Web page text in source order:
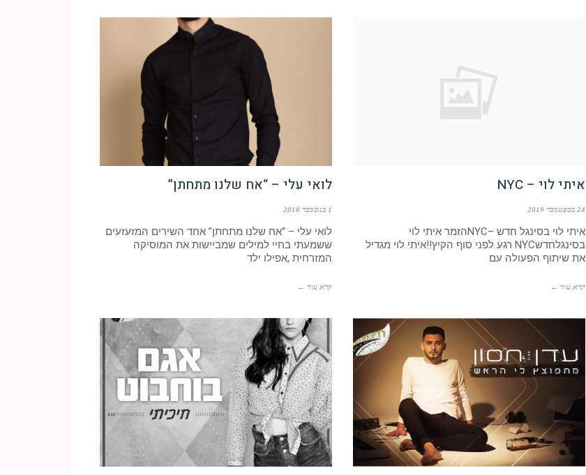
איתי לוי – NYC
24 בספטמבר 2019
איתי לוי בסינגל חדש –NYCהזמר איתי לוי
בסינגלחדשNYC רגע לפני סוף הקיץ!!איתי לוי מגדיל
את שיתוף הפעולה עם
קרא עוד ←
לואי עלי – “אח שלנו מתחתן”
1 בנובמבר 2018
לואי עלי – “אח שלנו מתחתן” אחד השירים המזעזעים
ששמעתי בחיי למילים שמביישות את המוסיקה
המזרחית ,אפילו ילד
קרא עוד ←